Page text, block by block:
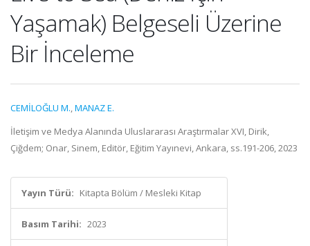
Yaşamak) Belgeseli Üzerine
Bir İnceleme
CEMİLOĞLU M.,MANAZ E.
İletişim ve Medya Alanında Uluslararası Araştırmalar XVI, Dirik,
Çiğdem; Onar, Sinem, Editör, Eğitim Yayınevi, Ankara, ss.191-206, 2023
Yayın Türü: Kitapta Bölüm / Mesleki Kitap
Basım Tarihi: 2023